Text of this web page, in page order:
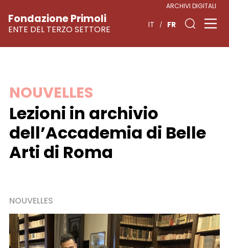
Skip
content
Fondazione Primoli
ENTE DEL TERZO SETTORE
ARCHIVI DIGITALI
IT FR
NOUVELLES
Lezioni in archivio
dell’Accademia di Belle
Arti di Roma
NOUVELLES